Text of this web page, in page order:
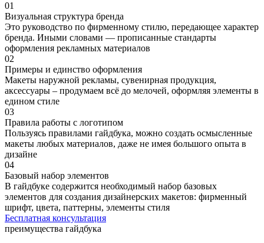
01
Визуальная структура бренда
Это руководство по фирменному стилю, передающее характер
бренда. Иными словами — прописанные стандарты
оформления рекламных материалов
02
Примеры и единство оформления
Макеты наружной рекламы, сувенирная продукция,
аксессуары – продумаем всё до мелочей, оформляя элементы в
едином стиле
03
Правила работы с логотипом
Пользуясь правилами гайдбука, можно создать осмысленные
макеты любых материалов, даже не имея большого опыта в
дизайне
04
Базовый набор элементов
В гайдбуке содержится необходимый набор базовых
элементов для создания дизайнерских макетов: фирменный
шрифт, цвета, паттерны, элементы стиля
Бесплатная консультация
преимущества гайдбука